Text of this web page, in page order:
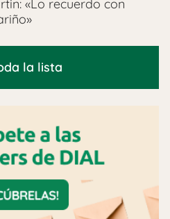
«Lo recuerdo con
la lista